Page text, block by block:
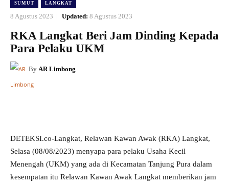
SUMUT LANGKAT
8 Agustus 2023 Updated: 8 Agustus 2023
RKA Langkat Beri Jam Dinding Kepada
Para Pelaku UKM
By AR Limbong
DETEKSI.co-Langkat, Relawan Kawan Awak (RKA) Langkat,
Selasa (08/08/2023) menyapa para pelaku Usaha Kecil
Menengah (UKM) yang ada di Kecamatan Tanjung Pura dalam
kesempatan itu Relawan Kawan Awak Langkat memberikan jam